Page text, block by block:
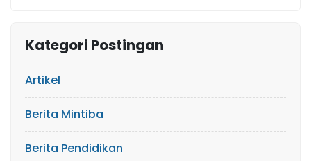
Kategori Postingan
Artikel
Berita Mintiba
Berita Pendidikan